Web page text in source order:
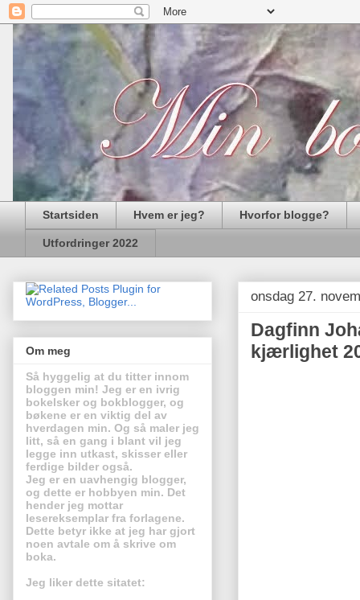
Startsiden Hvem er jeg? Hvorfor blogge?
Utfordringer 2022
onsdag 27.
Dagfinn
kjærlighet
Om meg
Så hyggelig at du titter innom
bloggen min! Jeg er en ivrig
bokelsker og bokblogger, og
bøkene er en viktig del av
hverdagen min. Og så maler jeg
litt, så en gang i blant vil jeg
legge inn utkast, skisser eller
ferdige bilder også.
Jeg er en uavhengig blogger,
og dette er hobbyen min. Det
hender jeg mottar
lesereksemplar fra forlagene.
Dette betyr ikke at jeg har gjort
noen avtale om å skrive om
boka.
Jeg liker dette sitatet: